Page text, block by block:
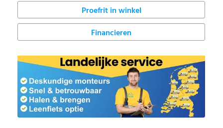
Proefrit in winkel
Financieren